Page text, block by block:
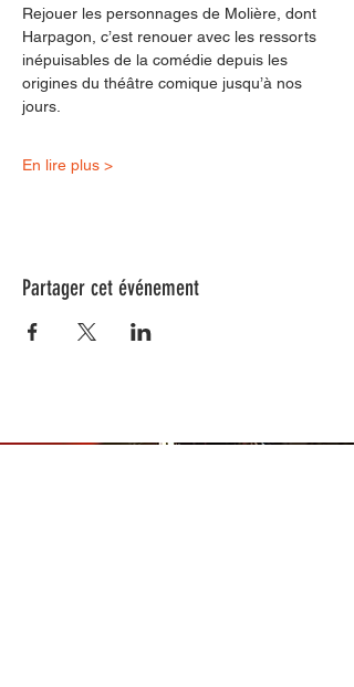
Rejouer les personnages de Molière, dont
Harpagon, c’est renouer avec les ressorts
inépuisables de la comédie depuis les
origines du théâtre comique jusqu’à nos
jours.
En lire plus >
Partager cet événement